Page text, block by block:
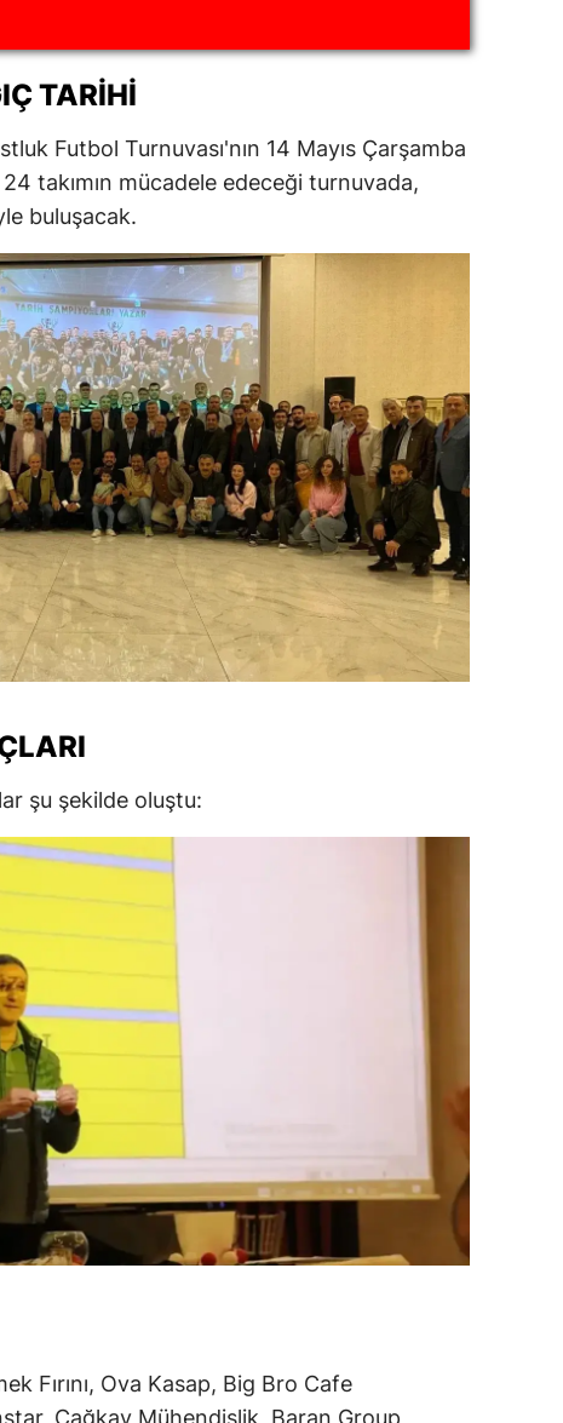
TARIHI
Futbol Turnuvası'nın 14 Mayıs Çarşamba
takımın mücadele edeceği turnuvada,
buluşacak.
şu şekilde oluştu:
Fırını, Ova Kasap, Big Bro Cafe
Çağkay Mühendislik, Baran Group